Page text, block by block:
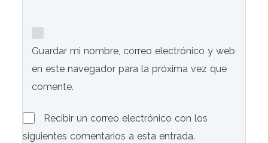
Guardar mi nombre, correo electrónico y web
en este navegador para la próxima vez que
comente.
Recibir un correo electrónico con los
siguientes comentarios a esta entrada.